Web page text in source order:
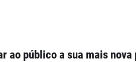
ao público a sua mais